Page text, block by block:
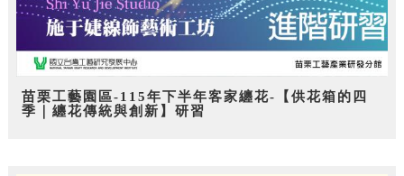
苗栗工藝園區-115年下半年客家纏花-【供花箱的四
季｜纏花傳統與創新】研習